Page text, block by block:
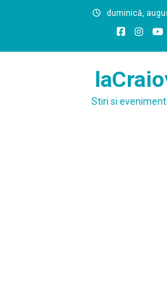
duminică,
Stiri si